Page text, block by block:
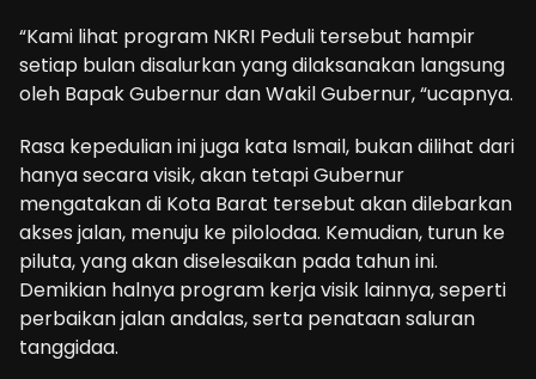
“Kami lihat program NKRI Peduli tersebut hampir
setiap bulan disalurkan yang dilaksanakan langsung
oleh Bapak Gubernur dan Wakil Gubernur, “ucapnya.
Rasa kepedulian ini juga kata Ismail, bukan dilihat dari
hanya secara visik, akan tetapi Gubernur
mengatakan di Kota Barat tersebut akan dilebarkan
akses jalan, menuju ke pilolodaa. Kemudian, turun ke
piluta, yang akan diselesaikan pada tahun ini.
Demikian halnya program kerja visik lainnya, seperti
perbaikan jalan andalas, serta penataan saluran
tanggidaa.